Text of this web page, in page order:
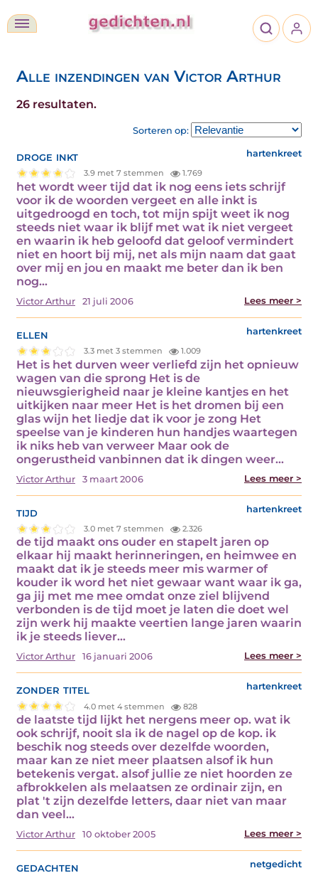
Alle inzendingen van Victor Arthur
26 resultaten.
Sorteren op:
droge inkt hartenkreet
3.9 met 7 stemmen 1.769
het wordt weer tijd dat ik nog eens iets schrijf
voor ik de woorden vergeet en alle inkt is
uitgedroogd en toch, tot mijn spijt weet ik nog
steeds niet waar ik blijf met wat ik niet vergeet
en waarin ik heb geloofd dat geloof vermindert
niet en hoort bij mij, net als mijn naam dat gaat
over mij en jou en maakt me beter dan ik ben
nog…
Victor Arthur 21 juli 2006 Lees meer >
ellen hartenkreet
3.3 met 3 stemmen 1.009
Het is het durven weer verliefd zijn het opnieuw
wagen van die sprong Het is de
nieuwsgierigheid naar je kleine kantjes en het
uitkijken naar meer Het is het dromen bij een
glas wijn het liedje dat ik voor je zong Het
speelse van je kinderen hun handjes waartegen
ik niks heb van verweer Maar ook de
ongerustheid vanbinnen dat ik dingen weer…
Victor Arthur 3 maart 2006 Lees meer >
tijd hartenkreet
3.0 met 7 stemmen 2.326
de tijd maakt ons ouder en stapelt jaren op
elkaar hij maakt herinneringen, en heimwee en
maakt dat ik je steeds meer mis warmer of
kouder ik word het niet gewaar want waar ik ga,
ga jij met me mee omdat onze ziel blijvend
verbonden is de tijd moet je laten die doet wel
zijn werk hij maakte veertien lange jaren waarin
ik je steeds liever…
Victor Arthur 16 januari 2006 Lees meer >
zonder titel hartenkreet
4.0 met 4 stemmen 828
de laatste tijd lijkt het nergens meer op. wat ik
ook schrijf, nooit sla ik de nagel op de kop. ik
beschik nog steeds over dezelfde woorden,
maar kan ze niet meer plaatsen alsof ik hun
betekenis vergat. alsof jullie ze niet hoorden ze
afbrokkelen als melaatsen ze ordinair zijn, en
plat 't zijn dezelfde letters, daar niet van maar
dan veel…
Victor Arthur 10 oktober 2005 Lees meer >
gedachten netgedicht